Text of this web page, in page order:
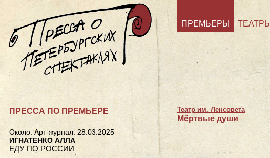
ПРЕМЬЕРЫ ТЕАТРЫ
Театр им. Ленсовета
Мёртвые души
ПРЕССА ПО ПРЕМЬЕРЕ
Около: Арт-журнал. 28.03.2025
ИГНАТЕНКО АЛЛА
ЕДУ ПО РОССИИ